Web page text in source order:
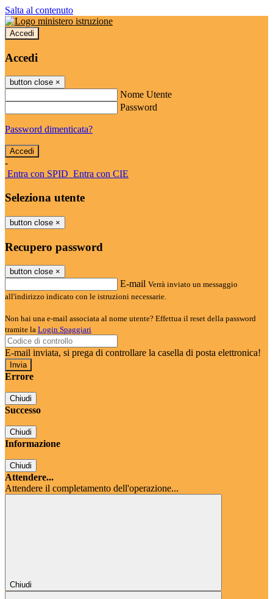
Salta al contenuto
Accedi
Accedi
button close ×
Nome Utente
Password
Password dimenticata?
-
Entra con SPID Entra con CIE
Seleziona utente
button close ×
Recupero password
button close ×
E-mail Verrà inviato un messaggio
all'indirizzo indicato con le istruzioni necessarie.
Non hai una e-mail associata al nome utente? Effettua il reset della password
tramite la Login Spaggiari
E-mail inviata, si prega di controllare la casella di posta elettronica!
Errore
Chiudi
Successo
Chiudi
Informazione
Chiudi
Attendere...
Attendere il completamento dell'operazione...
Chiudi